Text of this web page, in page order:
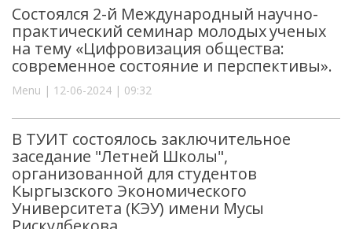
Состоялся 2-й Международный научно-
практический семинар молодых ученых
на тему «Цифровизация общества:
современное состояние и перспективы».
Menu | 12-06-2024 | 09:32
В ТУИТ состоялось заключительное
заседание "Летней Школы",
организованной для студентов
Кыргызского Экономического
Университета (КЭУ) имени Мусы